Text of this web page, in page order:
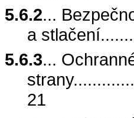
5.6.2...
a
5.6.3...
21